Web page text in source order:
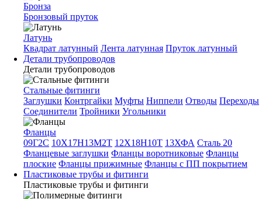
Бронза
Бронзовый пруток
Латунь
Квадрат латунный Лента латунная Пруток латунный
Детали трубопроводов
Детали трубопроводов
Стальные фитинги
Заглушки Контргайки Муфты Ниппели Отводы Переходы
Соединители Тройники Угольники
Фланцы
09Г2С 10Х17Н13М2Т 12Х18Н10Т 13ХФА Сталь 20
Фланцевые заглушки Фланцы воротниковые Фланцы
плоские Фланцы прижимные Фланцы с ПП покрытием
Пластиковые трубы и фитинги
Пластиковые трубы и фитинги